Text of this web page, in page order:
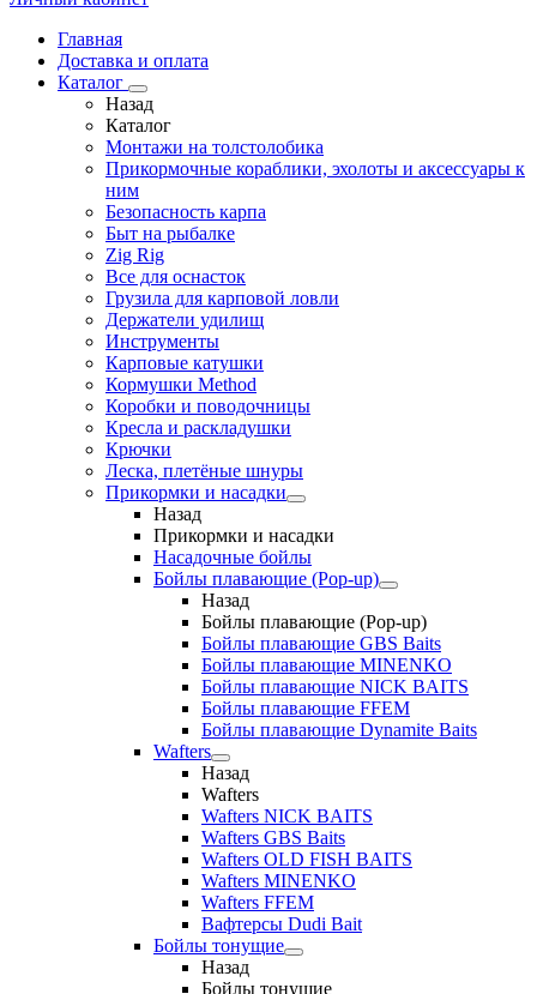
Главная
Доставка и оплата
Каталог
Назад
Каталог
Монтажи на толстолобика
Прикормочные кораблики, эхолоты и аксессуары к
ним
Безопасность карпа
Быт на рыбалке
Zig Rig
Все для оснасток
Грузила для карповой ловли
Держатели удилищ
Инструменты
Карповые катушки
Кормушки Method
Коробки и поводочницы
Кресла и раскладушки
Крючки
Леска, плетёные шнуры
Прикормки и насадки
Назад
Прикормки и насадки
Насадочные бойлы
Бойлы плавающие (Pop-up)
Назад
Бойлы плавающие (Pop-up)
Бойлы плавающие GBS Baits
Бойлы плавающие MINENKO
Бойлы плавающие NICK BAITS
Бойлы плавающие FFEM
Бойлы плавающие Dynamite Baits
Wafters
Назад
Wafters
Wafters NICK BAITS
Wafters GBS Baits
Wafters OLD FISH BAITS
Wafters MINENKO
Wafters FFEM
Вафтерсы Dudi Bait
Бойлы тонущие
Назад
Бойлы тонущие